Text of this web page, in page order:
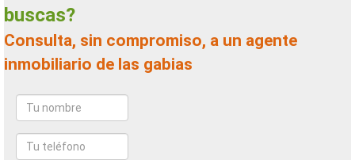
buscas?
Consulta, sin compromiso, a un agente
inmobiliario de las gabias